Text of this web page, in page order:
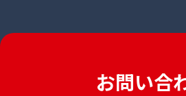
お問い合